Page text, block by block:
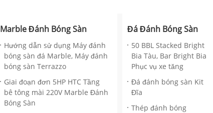
Marble Đánh Bóng Sàn
Hướng dẫn sử dụng Máy đánh
bóng sàn đá Marble, Máy đánh
bóng sàn Terrazzo
Giai đoạn đơn 5HP HTC Tầng
bê tông mài 220V Marble Đánh
Bóng Sàn
Đá Đánh Bóng Sàn
50 BBL Stacked Bright
Bia Tàu, Bar Bright Bia
Phục vụ xe tăng
Đá đánh bóng sàn Kit
Đĩa
Thép đánh bóng